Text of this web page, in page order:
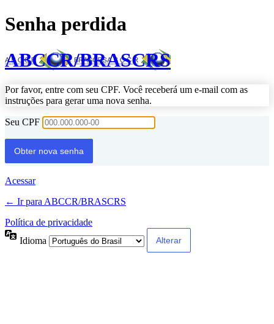
Senha perdida
ABCCR/BRASCRS
Por favor, entre com seu CPF. Você receberá um e-mail com as
instruções para gerar uma nova senha.
Seu CPF
Acessar
← Ir para ABCCR/BRASCRS
Política de privacidade
Idioma